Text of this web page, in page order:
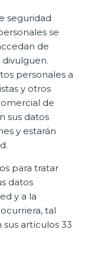
seguridad
se
de
personales a
y otros
de
sus datos
y estarán
para tratar
datos
y a la
tal
artículos 33